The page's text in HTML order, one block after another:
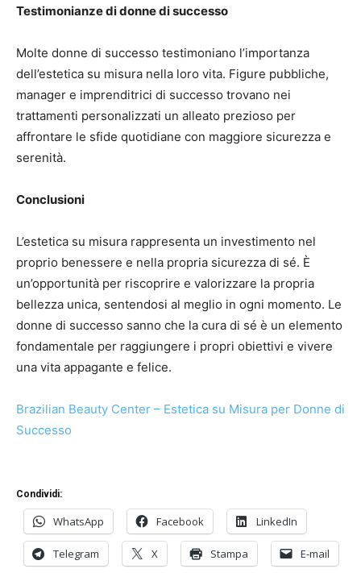
Testimonianze di donne di successo
Molte donne di successo testimoniano l’importanza
dell’estetica su misura nella loro vita. Figure pubbliche,
manager e imprenditrici di successo trovano nei
trattamenti personalizzati un alleato prezioso per
affrontare le sfide quotidiane con maggiore sicurezza e
serenità.
Conclusioni
L’estetica su misura rappresenta un investimento nel
proprio benessere e nella propria sicurezza di sé. È
un’opportunità per riscoprire e valorizzare la propria
bellezza unica, sentendosi al meglio in ogni momento. Le
donne di successo sanno che la cura di sé è un elemento
fondamentale per raggiungere i propri obiettivi e vivere
una vita appagante e felice.
Brazilian Beauty Center – Estetica su Misura per Donne di
Successo
Condividi:
WhatsApp Facebook LinkedIn
Telegram X Stampa E-mail